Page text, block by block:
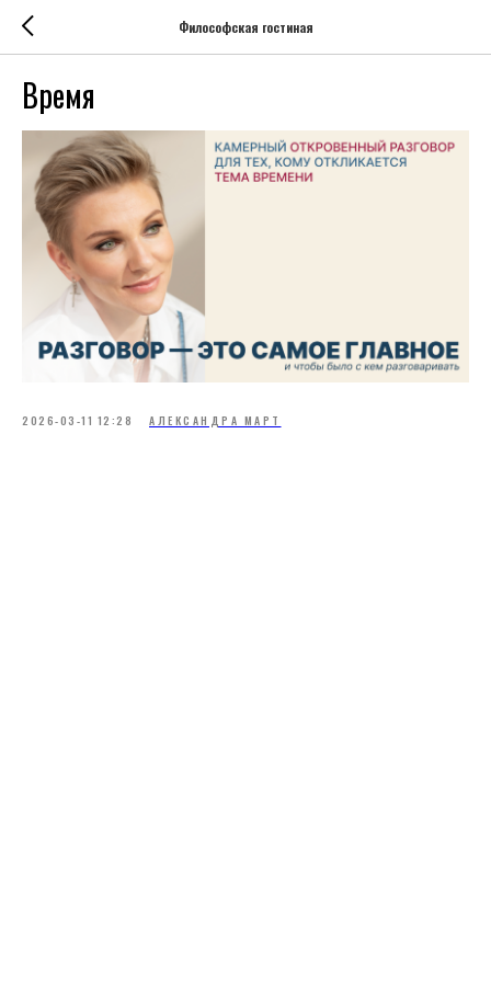
Философская гостиная
Время
2026-03-11 12:28 АЛЕКСАНДРА МАРТ